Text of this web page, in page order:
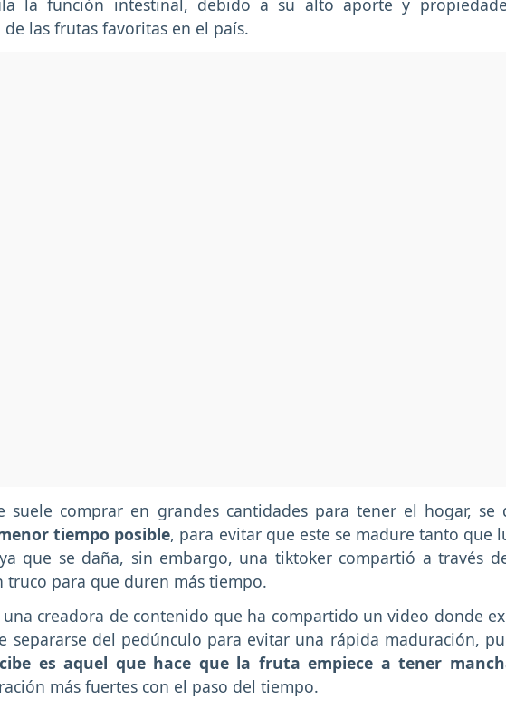
la función intestinal, debido a su alto aporte y
las frutas favoritas en el país.
suele comprar en grandes cantidades para tener el hogar, se
tiempo posible, para evitar que este se madure tanto que
que se daña, sin embargo, una tiktoker compartió a través
truco para que duren más tiempo.
una creadora de contenido que ha compartido un video donde
separarse del pedúnculo para evitar una rápida maduración,
es aquel que hace que la fruta empiece a tener
más fuertes con el paso del tiempo.